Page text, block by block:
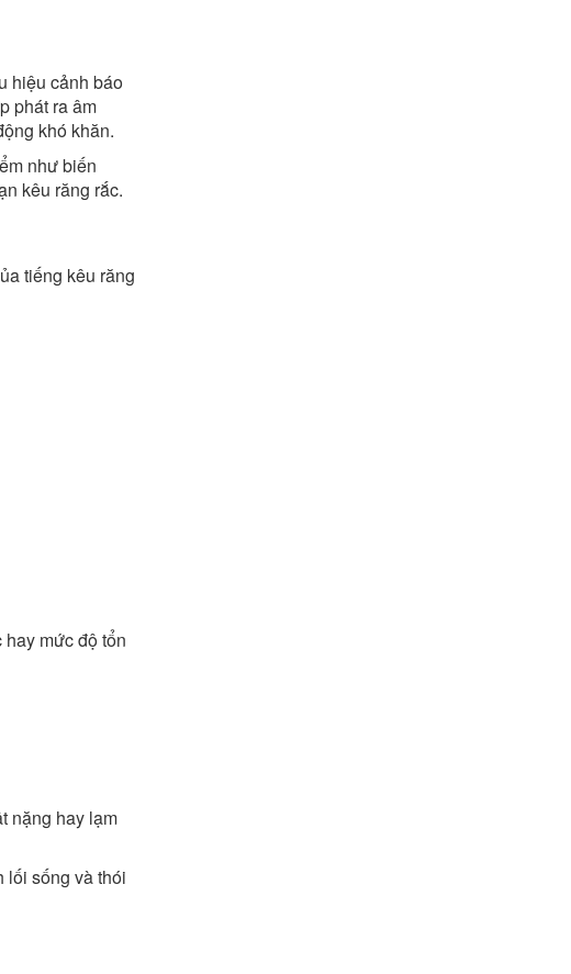
hiệu cảnh báo
phát ra âm
khó khăn.
như biến
kêu răng rắc.
tiếng kêu răng
mức độ tổn
nặng hay lạm
lối sống và thói